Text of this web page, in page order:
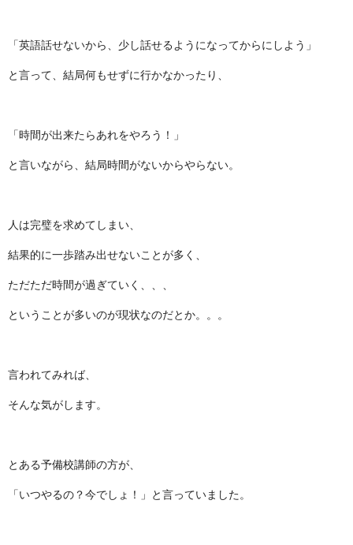
「英語話せないから、少し話せるようになってからにしよう」
と言って、結局何もせずに行かなかったり、
「時間が出来たらあれをやろう！」
と言いながら、結局時間がないからやらない。
人は完璧を求めてしまい、
結果的に一歩踏み出せないことが多く、
ただただ時間が過ぎていく、、、
ということが多いのが現状なのだとか。。。
言われてみれば、
そんな気がします。
とある予備校講師の方が、
「いつやるの？今でしょ！」と言っていました。